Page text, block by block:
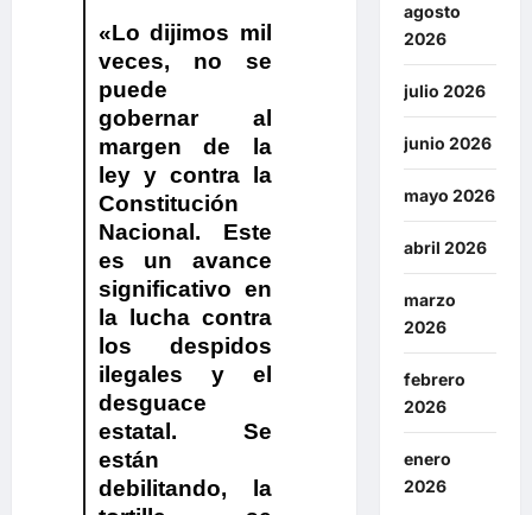
«Lo dijimos mil
veces, no se
puede
gobernar al
margen de la
ley y contra la
Constitución
Nacional. Este
es un avance
significativo en
la lucha contra
los despidos
ilegales y el
desguace
estatal. Se
están
debilitando, la
agosto
2026
julio 2026
junio 2026
mayo 2026
abril 2026
marzo
2026
febrero
2026
enero
2026